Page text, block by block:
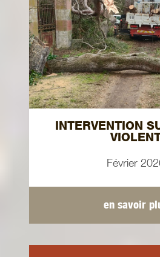
INTERVENTION
Février
en savoir